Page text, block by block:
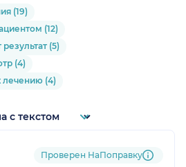
(19)
(12)
(5)
(4)
(4)
Проверен НаПоправку